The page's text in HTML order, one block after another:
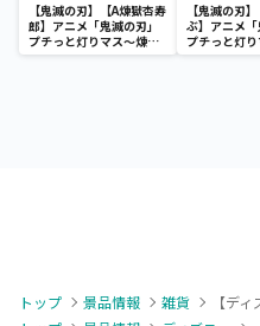
【鬼滅の刃】【A煉獄杏寿
郎】アニメ「鬼滅の刃」
プチっと灯りマス～煉獄
杏寿郎・胡蝶しのぶ～
【鬼滅の刃
ぶ】アニメ「
プチっと灯
杏寿郎・胡
トップ 景品情報 雑貨